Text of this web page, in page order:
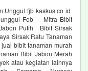
Unggul fjb kaskus co id
unggul Feb Mitra Bibit
Putih Bibit Sirsak
Sirsak Ratu Tanaman
bibit tanaman murah
Bibit Jabon Merah
atau kegiatan lainnya